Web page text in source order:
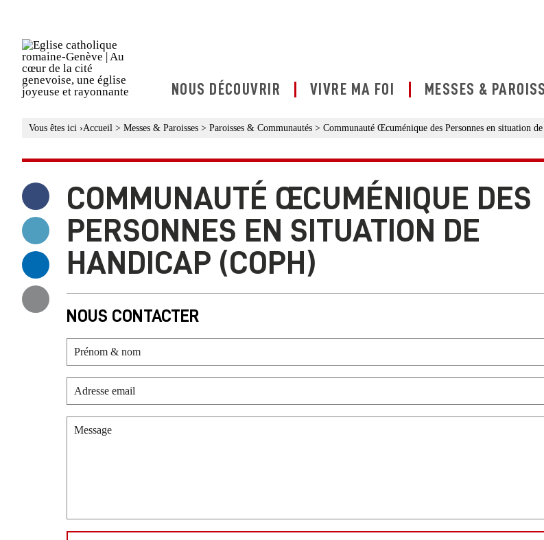
NOUS DÉCOUVRIR VIVRE MA FOI MESSES &
Vous êtes ici ›Accueil > Messes & Paroisses > Paroisses & Communautés > Communauté Œcuménique des Personnes en situation
Partager ce contenu sur Facebook
Partager ce contenu sur Twitter
Partager ce contenu sur Linkedin
Partager ce contenu par email
COMMUNAUTÉ ŒCUMÉNIQUE DES
PERSONNES EN SITUATION DE
HANDICAP (COPH)
NOUS CONTACTER